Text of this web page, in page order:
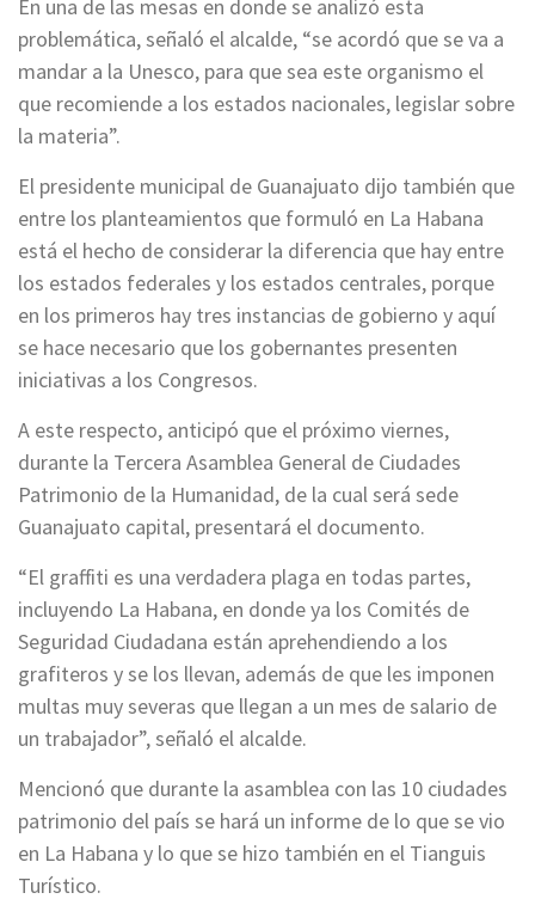
En una de las mesas en donde se analizó esta
problemática, señaló el alcalde, “se acordó que se va a
mandar a la Unesco, para que sea este organismo el
que recomiende a los estados nacionales, legislar sobre
la materia”.
El presidente municipal de Guanajuato dijo también que
entre los planteamientos que formuló en La Habana
está el hecho de considerar la diferencia que hay entre
los estados federales y los estados centrales, porque
en los primeros hay tres instancias de gobierno y aquí
se hace necesario que los gobernantes presenten
iniciativas a los Congresos.
A este respecto, anticipó que el próximo viernes,
durante la Tercera Asamblea General de Ciudades
Patrimonio de la Humanidad, de la cual será sede
Guanajuato capital, presentará el documento.
“El graffiti es una verdadera plaga en todas partes,
incluyendo La Habana, en donde ya los Comités de
Seguridad Ciudadana están aprehendiendo a los
grafiteros y se los llevan, además de que les imponen
multas muy severas que llegan a un mes de salario de
un trabajador”, señaló el alcalde.
Mencionó que durante la asamblea con las 10 ciudades
patrimonio del país se hará un informe de lo que se vio
en La Habana y lo que se hizo también en el Tianguis
Turístico.